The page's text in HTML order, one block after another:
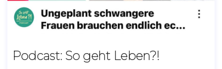
Podcast: So geht Leben?!